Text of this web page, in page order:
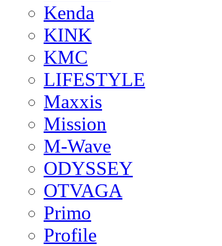
Kenda
KINK
KMC
LIFESTYLE
Maxxis
Mission
M-Wave
ODYSSEY
OTVAGA
Primo
Profile